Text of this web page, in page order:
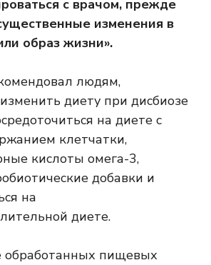
с врачом, прежде
изменения в
образ жизни».
людям,
диету при дисбиозе
на диете с
клетчатки,
кислоты омега-3,
добавки и
на
диете.
обработанных пищевых